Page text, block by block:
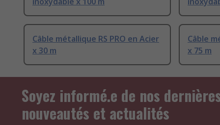
Câble métallique RS PRO en Acier
x 30 m
Câble
x 75 m
Soyez informé.e de nos
nouveautés et actualités